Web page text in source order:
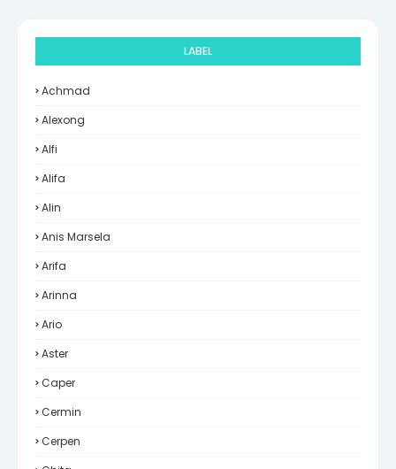
LABEL
Achmad
Alexong
Alfi
Alifa
Alin
Anis Marsela
Arifa
Arinna
Ario
Aster
Caper
Cermin
Cerpen